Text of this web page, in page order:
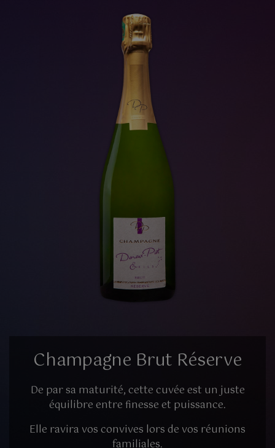
Champagne Brut Réserve
De par sa maturité, cette cuvée est un juste
équilibre entre finesse et puissance.
Elle ravira vos convives lors de vos réunions